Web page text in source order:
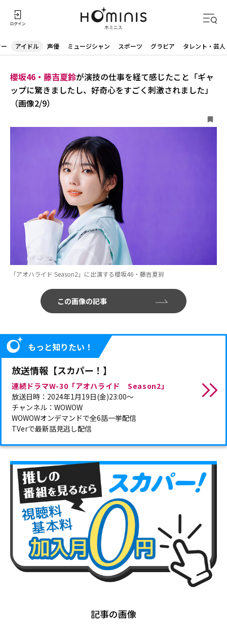
アイドル 声優 ミュージシャン スポーツ グラビア タレント・芸人
櫻坂46・藤吉夏鈴が演技の仕事を経て感じたこと「ギャ
ップに驚きましたし、好奇心をすごく刺激されました」
（画像2/9）
「アオハライド Season2」に出演する櫻坂46・藤吉夏鈴
この画像の記事
もっと知りたい！
放送情報【スカパー！】
連続ドラマW-30「アオハライド Season2」
放送日時：2024年1月19日(金)23:00～
チャンネル：WOWOW
WOWOWオンデマンドで全6話一挙配信
TVerで最新話見逃し配信
記事の画像